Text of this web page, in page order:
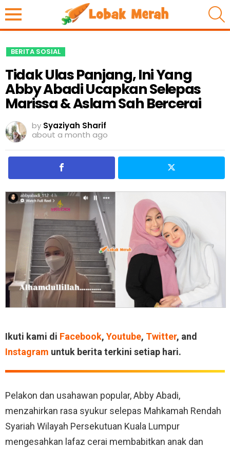
BERITA SOSIAL
Tidak Ulas Panjang, Ini Yang
Abby Abadi Ucapkan Selepas
Marissa & Aslam Sah Bercerai
by Syaziyah Sharif
about a month ago
Ikuti kami di Facebook, Youtube, Twitter, and
Instagram untuk berita terkini setiap hari.
Pelakon dan usahawan popular, Abby Abadi,
menzahirkan rasa syukur selepas Mahkamah Rendah
Syariah Wilayah Persekutuan Kuala Lumpur
mengesahkan lafaz cerai membabitkan anak dan